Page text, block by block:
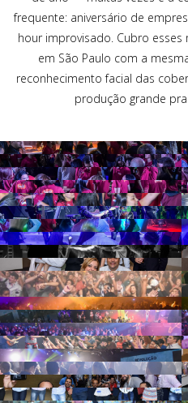
frequente: aniversário de
hour improvisado. Cubro
em São Paulo com a
reconhecimento facial das
produção grande